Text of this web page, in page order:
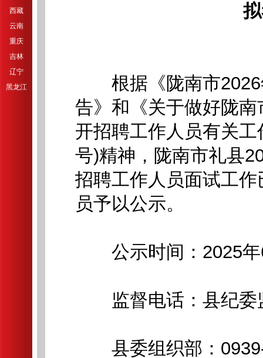
西藏
云南
重庆
吉林
辽宁
黑龙江
根据《陇南市2026
告》和《关于做好陇
开招聘工作人员有关
号)精神，陇南市礼县
招聘工作人员面试工
员予以公示。
公示时间：2025年6
监督电话：县纪委
县委组织部：